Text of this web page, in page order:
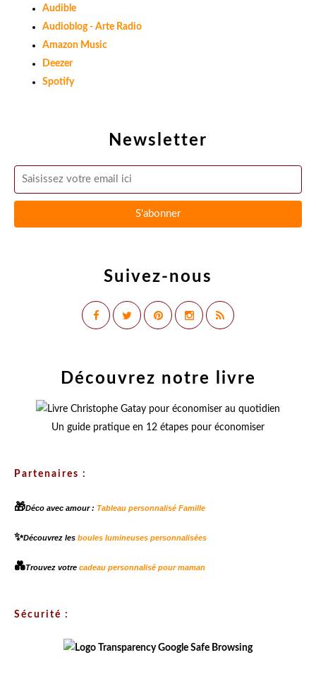
Newsletter
Suivez-nous
Audible
Audioblog - Arte Radio
Amazon Music
Deezer
Spotify
Découvrez notre livre
Un guide pratique en 12 étapes pour économiser
Partenaires :
🎁Déco avec amour : Tableau personnalisé Famille
✨Découvrez les boules lumineuses personnalisées
💑Trouvez votre cadeau personnalisé pour maman
Sécurité :